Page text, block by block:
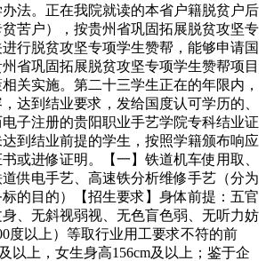
法。正在我院就读的本省户籍脱贫户后
苦户），按贵州省巩固拓展脱贫攻坚专
行脱贫攻坚专项学生赞帮，能够申请国
省巩固拓展脱贫攻坚专项学生赞帮项目
关实施。第二十三学生正在的年限内，
达到结业要求，发给国度认可学历的、
子注册的贵阳职业手艺学院专科结业证
到结业前提的学生，按照学籍颁布响应
或进修证明。【一】铁道机车使用取、
供电手艺、高速铁分析维修手艺（分为
的目的）【招生要求】身体前提：五官
、无斜视弱视、无色盲色弱、无听力妨
度以上）等取行业用工要求不符的前
以上，女生身高156cm及以上；鉴于企